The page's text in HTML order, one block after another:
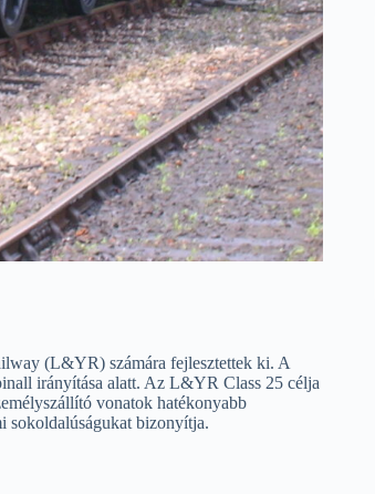
(L&YR) számára fejlesztettek ki. A
irányítása alatt. Az L&YR Class 25 célja
vonatok hatékonyabb
sokoldalúságukat bizonyítja.